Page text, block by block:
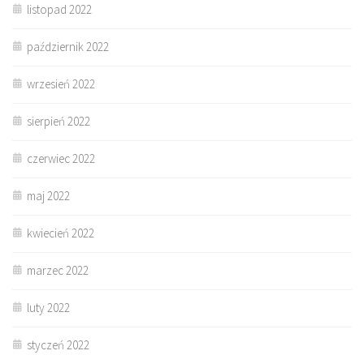
listopad 2022
październik 2022
wrzesień 2022
sierpień 2022
czerwiec 2022
maj 2022
kwiecień 2022
marzec 2022
luty 2022
styczeń 2022